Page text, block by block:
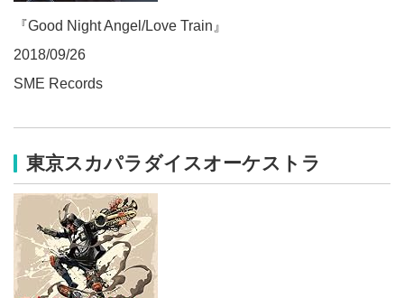
『Good Night Angel/Love Train』
2018/09/26
SME Records
東京スカパラダイスオーケストラ